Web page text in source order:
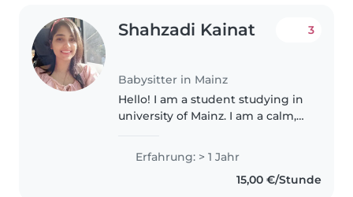
Shahzadi Kainat
Babysitter in Mainz
3
Hello! I am a student studying in
university of Mainz. I am a calm,
my 30s with a Bachelor's degree.
I love children and is ready to
Erfahrung: > 1 Jahr
15,00 €/Stunde